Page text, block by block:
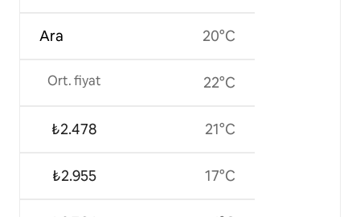
Ara
Ort. fiyat
₺2.478
₺2.955
20°C
22°C
21°C
17°C